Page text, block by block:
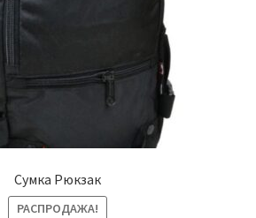
Сумка Рюкзак
РАСПРОДАЖА!